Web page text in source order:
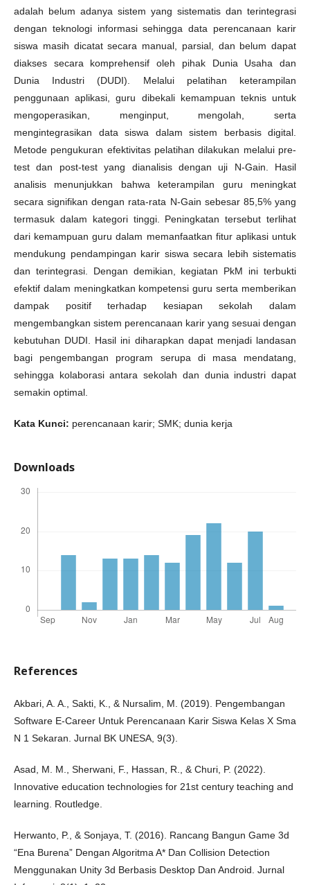
adalah belum adanya sistem yang sistematis dan terintegrasi
dengan teknologi informasi sehingga data perencanaan karir
siswa masih dicatat secara manual, parsial, dan belum dapat
diakses secara komprehensif oleh pihak Dunia Usaha dan
Dunia Industri (DUDI). Melalui pelatihan keterampilan
penggunaan aplikasi, guru dibekali kemampuan teknis untuk
mengoperasikan, menginput, mengolah, serta
mengintegrasikan data siswa dalam sistem berbasis digital.
Metode pengukuran efektivitas pelatihan dilakukan melalui pre-
test dan post-test yang dianalisis dengan uji N-Gain. Hasil
analisis menunjukkan bahwa keterampilan guru meningkat
secara signifikan dengan rata-rata N-Gain sebesar 85,5% yang
termasuk dalam kategori tinggi. Peningkatan tersebut terlihat
dari kemampuan guru dalam memanfaatkan fitur aplikasi untuk
mendukung pendampingan karir siswa secara lebih sistematis
dan terintegrasi. Dengan demikian, kegiatan PkM ini terbukti
efektif dalam meningkatkan kompetensi guru serta memberikan
dampak positif terhadap kesiapan sekolah dalam
mengembangkan sistem perencanaan karir yang sesuai dengan
kebutuhan DUDI. Hasil ini diharapkan dapat menjadi landasan
bagi pengembangan program serupa di masa mendatang,
sehingga kolaborasi antara sekolah dan dunia industri dapat
semakin optimal.
Kata Kunci: perencanaan karir; SMK; dunia kerja
Downloads
References
Akbari, A. A., Sakti, K., & Nursalim, M. (2019). Pengembangan
Software E-Career Untuk Perencanaan Karir Siswa Kelas X Sma
N 1 Sekaran. Jurnal BK UNESA, 9(3).
Asad, M. M., Sherwani, F., Hassan, R., & Churi, P. (2022).
Innovative education technologies for 21st century teaching and
learning. Routledge.
Herwanto, P., & Sonjaya, T. (2016). Rancang Bangun Game 3d
“Ena Burena” Dengan Algoritma A* Dan Collision Detection
Menggunakan Unity 3d Berbasis Desktop Dan Android. Jurnal